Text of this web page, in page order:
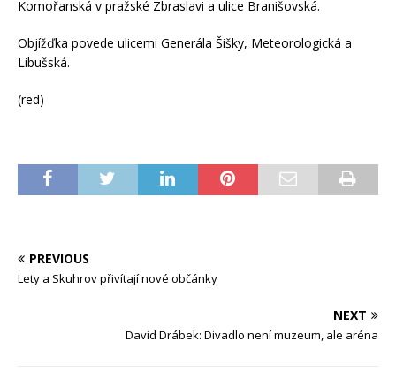
Komořanská v pražské Zbraslavi a ulice Branišovská.
Objížďka povede ulicemi Generála Šišky, Meteorologická a
Libušská.
(red)
PREVIOUS
Lety a Skuhrov přivítají nové občánky
NEXT
David Drábek: Divadlo není muzeum, ale aréna